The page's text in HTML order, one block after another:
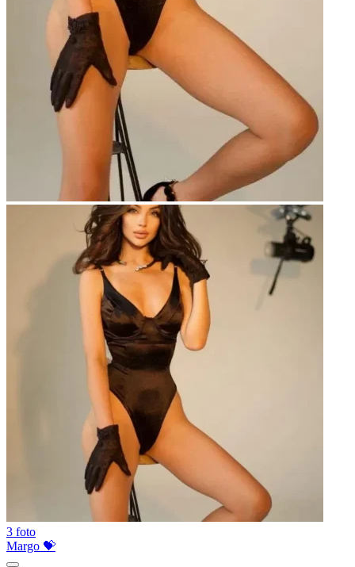
3 foto
Margo 💝